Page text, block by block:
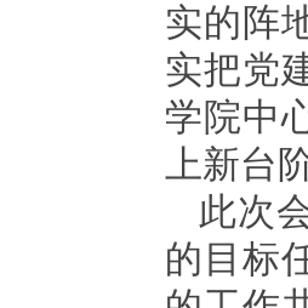
实的阵
实把党
学院中
上新台
此次
的目标